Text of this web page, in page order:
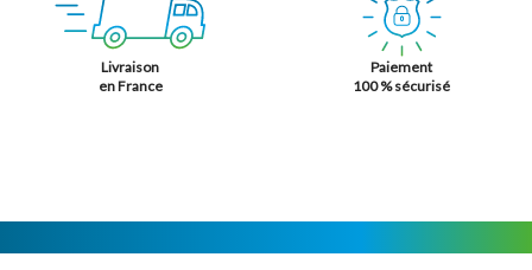
Livraison
en France
Paiement
100 % sécurisé